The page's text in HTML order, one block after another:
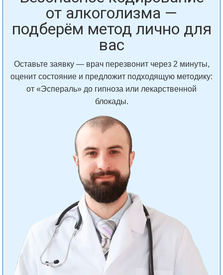
от алкоголизма —
подберём метод лично для
вас
Оставьте заявку — врач перезвонит через 2 минуты,
оценит состояние и предложит подходящую методику:
от «Эспераль» до гипноза или лекарственной
блокады.